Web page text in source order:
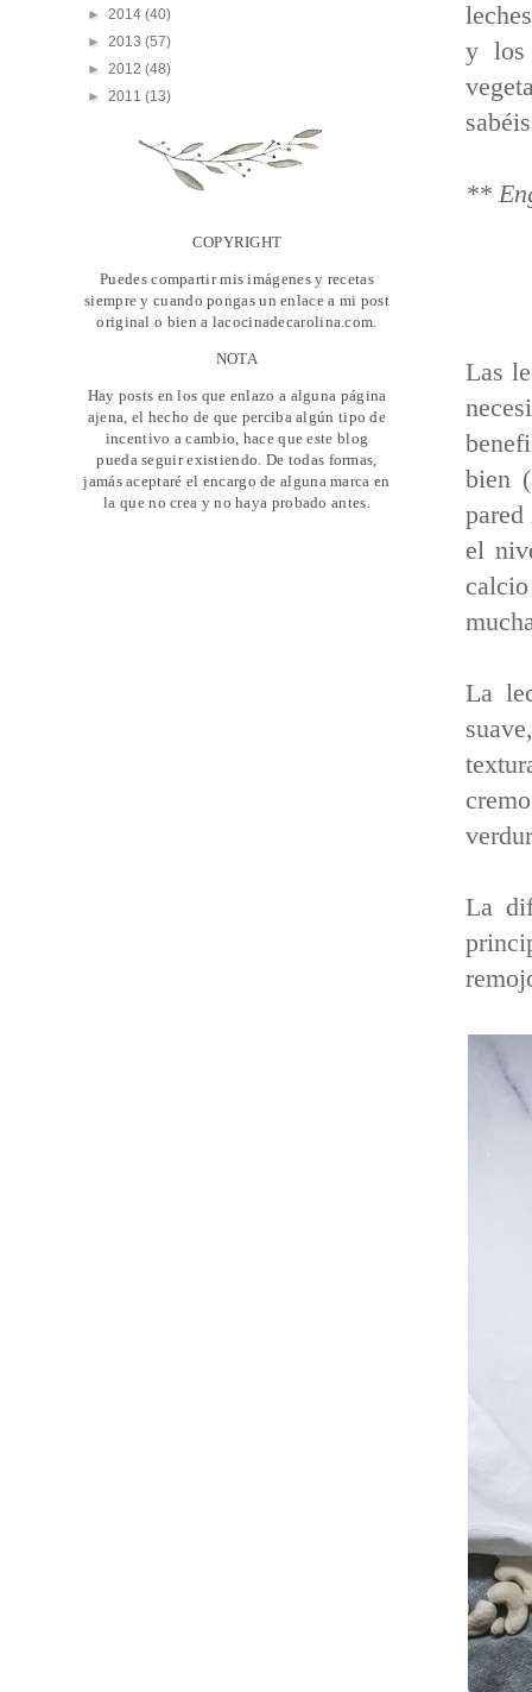
y los
**
Las
bien
el
La
La
► 2014 (40)
► 2013 (57)
► 2012 (48)
► 2011 (13)
COPYRIGHT
Puedes compartir mis imágenes y recetas
siempre y cuando pongas un enlace a mi post
original o bien a lacocinadecarolina.com.
NOTA
Hay posts en los que enlazo a alguna página
ajena, el hecho de que perciba algún tipo de
incentivo a cambio, hace que este blog
pueda seguir existiendo. De todas formas,
jamás aceptaré el encargo de alguna marca en
la que no crea y no haya probado antes.